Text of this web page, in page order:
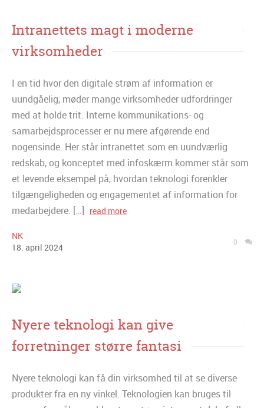
Intranettets magt i moderne
virksomheder
I en tid hvor den digitale strøm af information er
uundgåelig, møder mange virksomheder udfordringer
med at holde trit. Interne kommunikations- og
samarbejdsprocesser er nu mere afgørende end
nogensinde. Her står intranettet som en uundværlig
redskab, og konceptet med infoskærm kommer står som
et levende eksempel på, hvordan teknologi forenkler
tilgængeligheden og engagementet af information for
medarbejdere. […] read more
NK
18. april 2024 0
Nyere teknologi kan give
forretninger større fantasi
Nyere teknologi kan få din virksomhed til at se diverse
produkter fra en ny vinkel. Teknologien kan bruges til